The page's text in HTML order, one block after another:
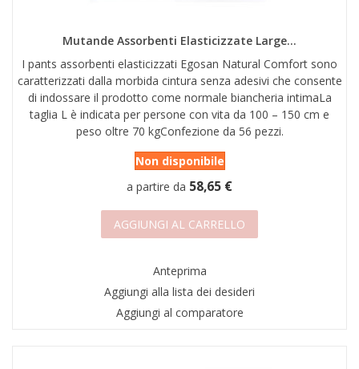
Mutande Assorbenti Elasticizzate Large...
I pants assorbenti elasticizzati Egosan Natural Comfort sono
caratterizzati dalla morbida cintura senza adesivi che consente
di indossare il prodotto come normale biancheria intimaLa
taglia L è indicata per persone con vita da 100 – 150 cm e
peso oltre 70 kgConfezione da 56 pezzi.
Non disponibile
a partire da 58,65 €
AGGIUNGI AL CARRELLO
Anteprima
Aggiungi alla lista dei desideri
Aggiungi al comparatore